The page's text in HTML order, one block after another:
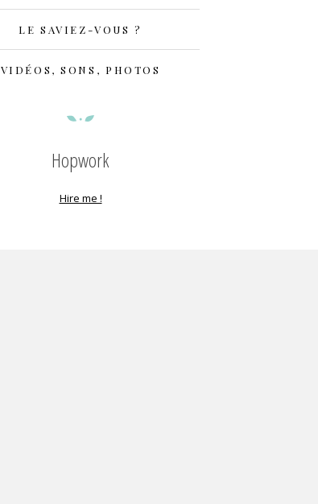
LE SAVIEZ-VOUS ?
VIDÉOS, SONS, PHOTOS
Hopwork
Hire me !